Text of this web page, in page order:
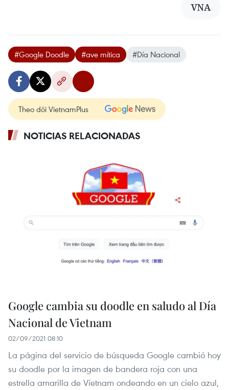
VNA
#Google Doodle #ave mítica #Día Nacional
Theo dõi VietnamPlus
NOTICIAS RELACIONADAS
Google cambia su doodle en saludo al Día
Nacional de Vietnam
02/09/2021 08:10
La página del servicio de búsqueda Google cambió hoy
su doodle por la imagen de bandera roja con una
estrella amarilla de Vietnam ondeando en un cielo azul,